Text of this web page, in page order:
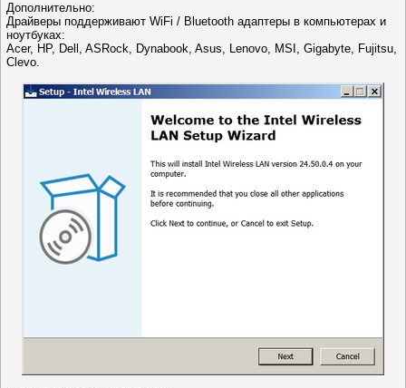
Дополнительно:
Драйверы поддерживают WiFi / Bluetooth адаптеры в компьютерах и
ноутбуках:
Acer, HP, Dell, ASRock, Dynabook, Asus, Lenovo, MSI, Gigabyte, Fujitsu,
Clevo.